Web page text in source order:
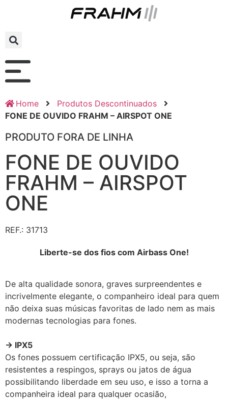
Home
Produtos Descontinuados
FONE DE OUVIDO FRAHM – AIRSPOT ONE
PRODUTO FORA DE LINHA
FONE DE OUVIDO
FRAHM – AIRSPOT
ONE
REF.: 31713
Liberte-se dos fios com Airbass One!
De alta qualidade sonora, graves surpreendentes e
incrivelmente elegante, o companheiro ideal para quem
não deixa suas músicas favoritas de lado nem as mais
modernas tecnologias para fones.
→ IPX5
Os fones possuem certificação IPX5, ou seja, são
resistentes a respingos, sprays ou jatos de água
possibilitando liberdade em seu uso, e isso a torna a
companheira ideal para qualquer ocasião,